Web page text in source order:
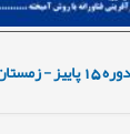
15 پاییز - زمستان